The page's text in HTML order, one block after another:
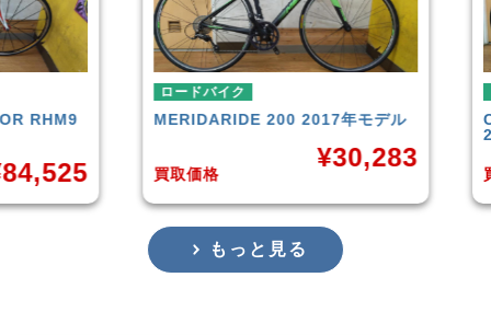
ロードバイク
MERIDARIDE 200 2017年モデル
買取価格
30,283
買取
もっと見る